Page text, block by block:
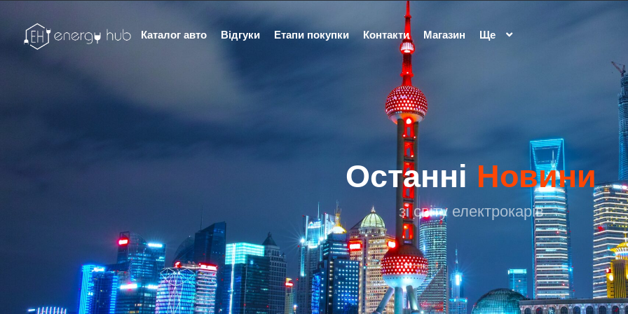
Каталог авто Відгуки Етапи покупки Контакти Магазин Ще
Останні Новини
зі світу електрокарів